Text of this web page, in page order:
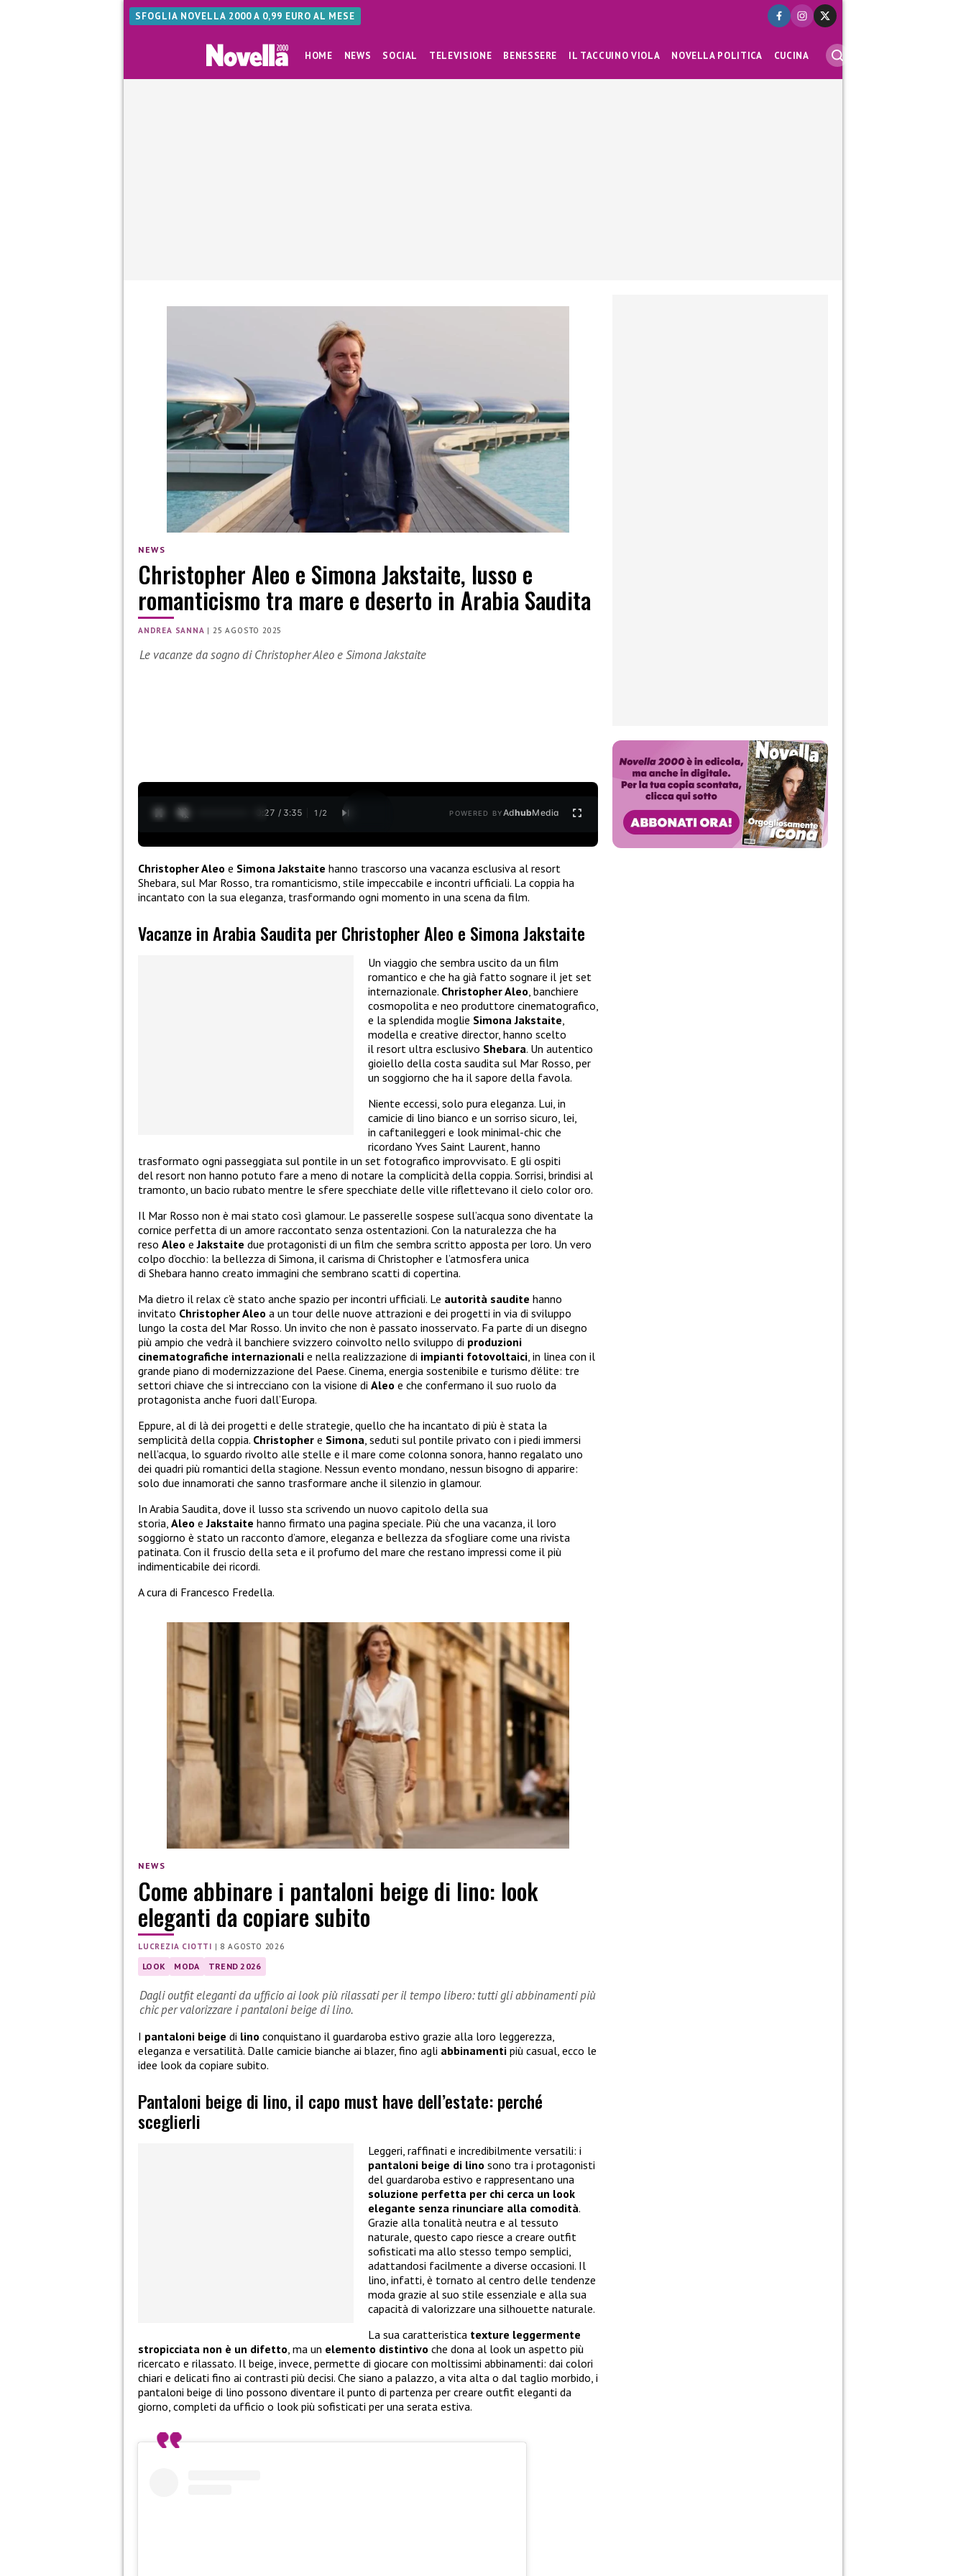
SFOGLIA NOVELLA 2000 A 0,99 EURO AL MESE
HOME NEWS SOCIAL TELEVISIONE BENESSERE IL TACCUINO VIOLA NOVELLA POLITICA CUCINA
NEWS
Christopher Aleo e Simona Jakstaite, lusso e
romanticismo tra mare e deserto in Arabia Saudita
ANDREA SANNA |25 AGOSTO 2025
Le vacanze da sogno di Christopher Aleo e Simona Jakstaite
0:28 / 3:35 1 /2 POWERED BYAdhubMedia
Christopher Aleo e Simona Jakstaite hanno trascorso una vacanza esclusiva al resort
Shebara, sul Mar Rosso, tra romanticismo, stile impeccabile e incontri ufficiali. La coppia ha
incantato con la sua eleganza, trasformando ogni momento in una scena da film.
Vacanze in Arabia Saudita per Christopher Aleo e Simona Jakstaite
Un viaggio che sembra uscito da un film
romantico e che ha già fatto sognare il jet set
internazionale. Christopher Aleo, banchiere
cosmopolita e neo produttore cinematografico,
e la splendida moglie Simona Jakstaite,
modella e creative director, hanno scelto
il resort ultra esclusivo Shebara. Un autentico
gioiello della costa saudita sul Mar Rosso, per
un soggiorno che ha il sapore della favola.
Niente eccessi, solo pura eleganza. Lui, in
camicie di lino bianco e un sorriso sicuro, lei,
in caftanileggeri e look minimal-chic che
ricordano Yves Saint Laurent, hanno
trasformato ogni passeggiata sul pontile in un set fotografico improvvisato. E gli ospiti
del resort non hanno potuto fare a meno di notare la complicità della coppia. Sorrisi, brindisi al
tramonto, un bacio rubato mentre le sfere specchiate delle ville riflettevano il cielo color oro.
Il Mar Rosso non è mai stato così glamour. Le passerelle sospese sull’acqua sono diventate la
cornice perfetta di un amore raccontato senza ostentazioni. Con la naturalezza che ha
reso Aleo eJakstaite due protagonisti di un film che sembra scritto apposta per loro. Un vero
colpo d’occhio: la bellezza di Simona, il carisma di Christopher e l’atmosfera unica
di Shebara hanno creato immagini che sembrano scatti di copertina.
Ma dietro il relax c’è stato anche spazio per incontri ufficiali. Le autorità saudite hanno
invitato Christopher Aleo a un tour delle nuove attrazioni e dei progetti in via di sviluppo
lungo la costa del Mar Rosso. Un invito che non è passato inosservato. Fa parte di un disegno
più ampio che vedrà il banchiere svizzero coinvolto nello sviluppo di produzioni
cinematografiche internazionali e nella realizzazione di impianti fotovoltaici, in linea con il
grande piano di modernizzazione del Paese. Cinema, energia sostenibile e turismo d’élite: tre
settori chiave che si intrecciano con la visione di Aleo e che confermano il suo ruolo da
protagonista anche fuori dall’Europa.
Eppure, al di là dei progetti e delle strategie, quello che ha incantato di più è stata la
semplicità della coppia. Christopher e Simona, seduti sul pontile privato con i piedi immersi
nell’acqua, lo sguardo rivolto alle stelle e il mare come colonna sonora, hanno regalato uno
dei quadri più romantici della stagione. Nessun evento mondano, nessun bisogno di apparire:
solo due innamorati che sanno trasformare anche il silenzio in glamour.
In Arabia Saudita, dove il lusso sta scrivendo un nuovo capitolo della sua
storia, Aleo eJakstaite hanno firmato una pagina speciale. Più che una vacanza, il loro
soggiorno è stato un racconto d’amore, eleganza e bellezza da sfogliare come una rivista
patinata. Con il fruscio della seta e il profumo del mare che restano impressi come il più
indimenticabile dei ricordi.
A cura di Francesco Fredella.
NEWS
Come abbinare i pantaloni beige di lino: look
eleganti da copiare subito
LUCREZIA CIOTTI | 8 AGOSTO 2026
LOOK MODA TREND 2026
Dagli outfit eleganti da ufficio ai look più rilassati per il tempo libero: tutti gli abbinamenti più
chic per valorizzare i pantaloni beige di lino.
I pantaloni beige di lino conquistano il guardaroba estivo grazie alla loro leggerezza,
eleganza e versatilità. Dalle camicie bianche ai blazer, fino agli abbinamenti più casual, ecco le
idee look da copiare subito.
Pantaloni beige di lino, il capo must have dell’estate: perché
sceglierli
Leggeri, raffinati e incredibilmente versatili: i
pantaloni beige di lino sono tra i protagonisti
del guardaroba estivo e rappresentano una
soluzione perfetta per chi cerca un look
elegante senza rinunciare alla comodità.
Grazie alla tonalità neutra e al tessuto
naturale, questo capo riesce a creare outfit
sofisticati ma allo stesso tempo semplici,
adattandosi facilmente a diverse occasioni. Il
lino, infatti, è tornato al centro delle tendenze
moda grazie al suo stile essenziale e alla sua
capacità di valorizzare una silhouette naturale.
La sua caratteristica texture leggermente
stropicciata non è un difetto, ma un elemento distintivo che dona al look un aspetto più
ricercato e rilassato. Il beige, invece, permette di giocare con moltissimi abbinamenti: dai colori
chiari e delicati fino ai contrasti più decisi. Che siano a palazzo, a vita alta o dal taglio morbido, i
pantaloni beige di lino possono diventare il punto di partenza per creare outfit eleganti da
giorno, completi da ufficio o look più sofisticati per una serata estiva.